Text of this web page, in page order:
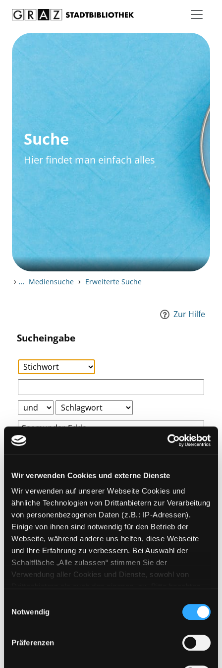
Wir verwenden Cookies und externe Dienste
Wir verwenden auf unserer Webseite Cookies und
ähnliche Technologien von Drittanbietern zur Verarbeitung
von personenbezogenen Daten (z.B.: IP-Adressen).
Einige von ihnen sind notwendig für den Betrieb der
Webseite, während andere uns helfen, diese Webseite
und Ihre Erfahrung zu verbessern. Bei Auswahl der
Schaltfläche „Alle zulassen“ stimmen Sie der
Verwendung aller Cookies und Dienste, sowohl von
Cookies von Drittanbietern, eine Verarbeitung in
unsicheren Drittländern (Länder außerhalb des EWR
ohne adäquates Datenschutzniveau) stattfinden kann. In
diesem Zusammenhang können aktuell Risiken für
Notwendig
Präferenzen
Suche
Hier findet man einfach alles
› ... Mediensuche › Erweiterte Suche
Zur Hilfe
Sucheingabe
Weitere Suchkriterien
Erwerbungen der letzten Tage
Jahr von
Medien anzeigen, die nach dem Jahr veröffentlicht
Jahr bis
Medien anzeigen, die vor dem
E-Medien
Mediengruppe